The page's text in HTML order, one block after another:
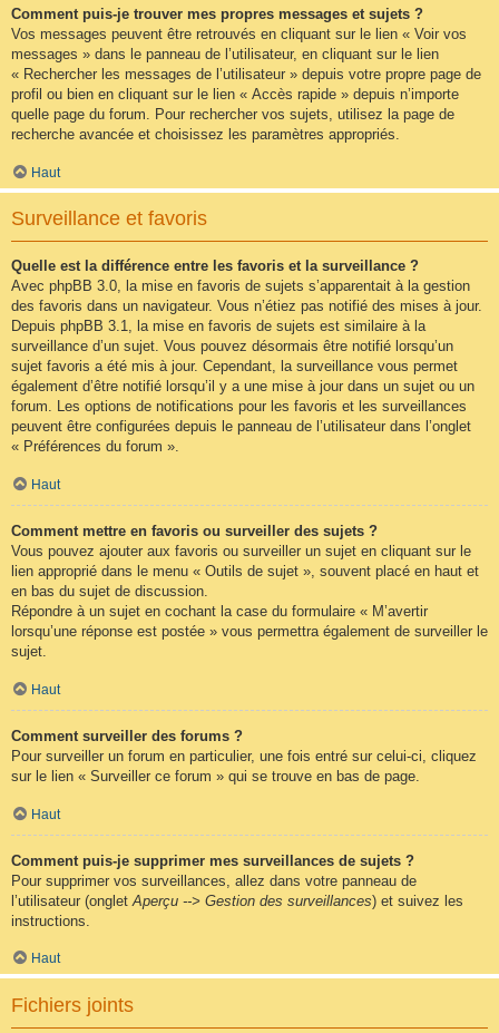
Comment puis-je trouver mes propres messages et sujets ?
Vos messages peuvent être retrouvés en cliquant sur le lien « Voir vos
messages » dans le panneau de l’utilisateur, en cliquant sur le lien
« Rechercher les messages de l’utilisateur » depuis votre propre page de
profil ou bien en cliquant sur le lien « Accès rapide » depuis n’importe
quelle page du forum. Pour rechercher vos sujets, utilisez la page de
recherche avancée et choisissez les paramètres appropriés.
Haut
Surveillance et favoris
Quelle est la différence entre les favoris et la surveillance ?
Avec phpBB 3.0, la mise en favoris de sujets s’apparentait à la gestion
des favoris dans un navigateur. Vous n’étiez pas notifié des mises à jour.
Depuis phpBB 3.1, la mise en favoris de sujets est similaire à la
surveillance d’un sujet. Vous pouvez désormais être notifié lorsqu’un
sujet favoris a été mis à jour. Cependant, la surveillance vous permet
également d’être notifié lorsqu’il y a une mise à jour dans un sujet ou un
forum. Les options de notifications pour les favoris et les surveillances
peuvent être configurées depuis le panneau de l’utilisateur dans l’onglet
« Préférences du forum ».
Haut
Comment mettre en favoris ou surveiller des sujets ?
Vous pouvez ajouter aux favoris ou surveiller un sujet en cliquant sur le
lien approprié dans le menu « Outils de sujet », souvent placé en haut et
en bas du sujet de discussion.
Répondre à un sujet en cochant la case du formulaire « M’avertir
lorsqu’une réponse est postée » vous permettra également de surveiller le
sujet.
Haut
Comment surveiller des forums ?
Pour surveiller un forum en particulier, une fois entré sur celui-ci, cliquez
sur le lien « Surveiller ce forum » qui se trouve en bas de page.
Haut
Comment puis-je supprimer mes surveillances de sujets ?
Pour supprimer vos surveillances, allez dans votre panneau de
l’utilisateur (onglet Aperçu --> Gestion des surveillances) et suivez les
instructions.
Haut
Fichiers joints